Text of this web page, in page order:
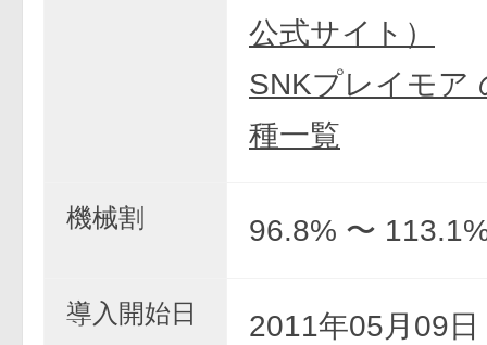
公式サイト）
SNKプレイモア
種一覧
機械割 96.8% 〜
導入開始日 2011年05月09日